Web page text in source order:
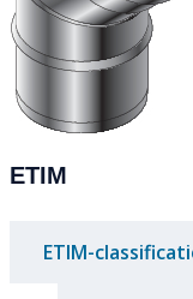
ETIM
ETIM-